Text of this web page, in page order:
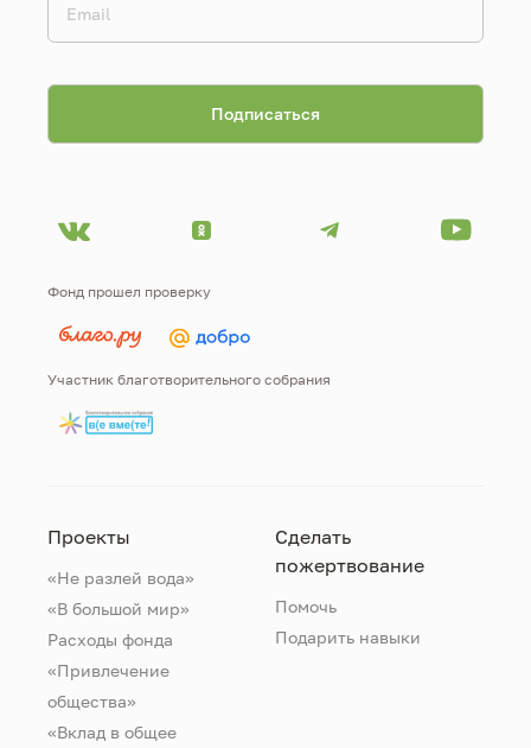
Фонд прошел проверку
Участник благотворительного собрания
Проекты
«Не разлей вода»
«В большой мир»
Расходы фонда
«Привлечение
общества»
«Вклад в общее
Сделать
пожертвование
Помочь
Подарить навыки